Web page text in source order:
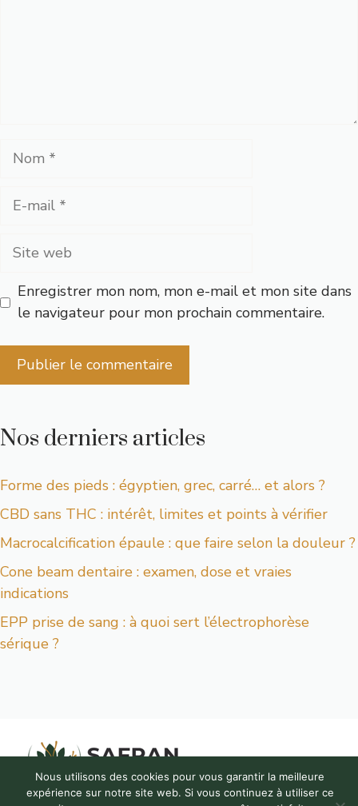
Nom
Site
Enregistrer mon nom, mon e-mail et mon site dans
le navigateur pour mon prochain commentaire.
Nos derniers articles
Forme des pieds : égyptien, grec, carré… et alors ?
CBD sans THC : intérêt, limites et points à vérifier
Macrocalcification épaule : que faire selon la douleur ?
Cone beam dentaire : examen, dose et vraies
indications
EPP prise de sang : à quoi sert l’électrophorèse
sérique ?
Nous utilisons des cookies pour vous garantir la meilleure
expérience sur notre site web. Si vous continuez à utiliser ce